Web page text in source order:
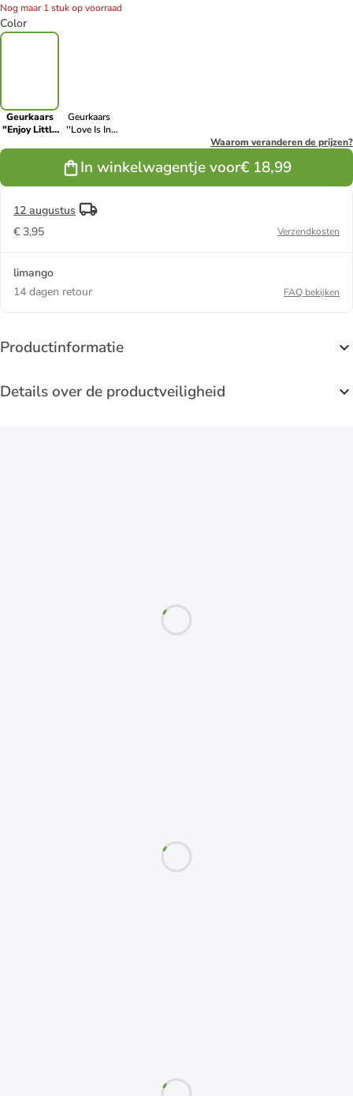
Nog maar 1 stuk op voorraad
Color
Geurkaars
"Enjoy Little
Geurkaars
''Love Is In
Waarom veranderen de prijzen?
In winkelwagentje voor€ 18,99
12 augustus
€ 3,95
Verzendkosten
limango
14 dagen retour
FAQ bekijken
Productinformatie
Details over de productveiligheid